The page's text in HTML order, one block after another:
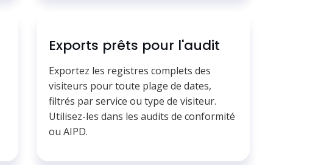
Exports prêts pour l'audit
Exportez les registres complets des
visiteurs pour toute plage de dates,
filtrés par service ou type de visiteur.
Utilisez-les dans les audits de conformité
ou AIPD.